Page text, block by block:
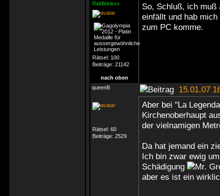
Riddleklexx
Rätsel: 100
Beiträge: 21142
So, Schluß, ich muß
einfällt und hab
zum PC komme.
nach oben
queenB
15.01.07
Rätsel: 60
Beiträge: 2529
Aber bei "La
Kirchenoberhaupt
der vielnamigen
Da hat jemand ein
Ich bin zwar ewig
Schädigung
aber es ist ein